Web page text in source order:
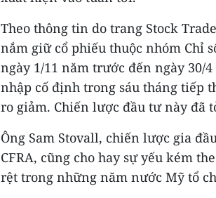
Theo thông tin do trang Stock
nắm giữ cổ phiếu thuộc nhóm Chỉ
ngày 1/11 năm trước đến ngày 30/
nhập cố định trong sáu tháng tiếp
ro giảm. Chiến lược đầu tư này đã
Ông Sam Stovall, chiến lược gia
CFRA, cũng cho hay sự yếu kém
rệt trong những năm nước Mỹ tổ